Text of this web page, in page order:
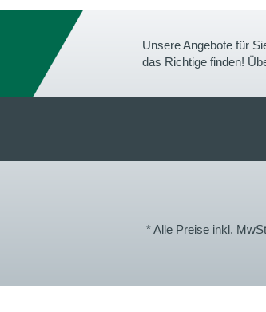
Unsere Angebote für
das Richtige finden!
* Alle Preise inkl.